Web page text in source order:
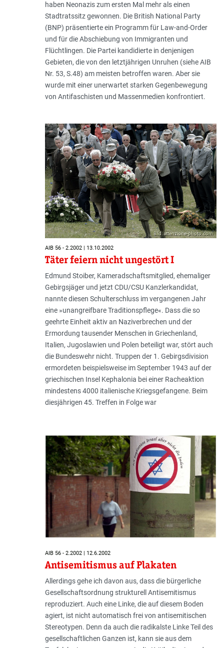
haben Neonazis zum ersten Mal mehr als einen
Stadtratssitz gewonnen. Die British National Party
(BNP) präsentierte ein Programm für Law-and-Order
und für die Abschiebung von Immigranten und
Flüchtlingen. Die Partei kandidierte in denjenigen
Gebieten, die von den letztjährigen Unruhen (siehe AIB
Nr. 53, S.48) am meisten betroffen waren. Aber sie
wurde mit einer unerwartet starken Gegenbewegung
von Antifaschisten und Massenmedien konfrontiert.
Bild: attenzione-photo.com
AIB 56 - 2.2002 | 13.10.2002
Täter feiern nicht ungestört I
Edmund Stoiber, Kameradschaftsmitglied, ehemaliger
Gebirgsjäger und jetzt CDU/CSU Kanzlerkandidat,
nannte diesen Schulterschluss im vergangenen Jahr
eine »unangreifbare Traditionspflege«. Dass die so
geehrte Einheit aktiv an Naziverbrechen und der
Ermordung tausender Menschen in Griechenland,
Italien, Jugoslawien und Polen beteiligt war, stört auch
die Bundeswehr nicht. Truppen der 1. Gebirgsdivision
ermordeten beispielsweise im September 1943 auf der
griechischen Insel Kephalonia bei einer Racheaktion
mindestens 4000 italienische Kriegsgefangene. Beim
diesjährigen 45. Treffen in Folge war
AIB 56 - 2.2002 | 12.6.2002
Antisemitismus auf Plakaten
Allerdings gehe ich davon aus, dass die bürgerliche
Gesellschaftsordnung strukturell Antisemitismus
reproduziert. Auch eine Linke, die auf diesem Boden
agiert, ist nicht automatisch frei von antisemitischen
Stereotypen. Denn da auch die radikalste Linke Teil des
gesellschaftlichen Ganzen ist, kann sie aus dem